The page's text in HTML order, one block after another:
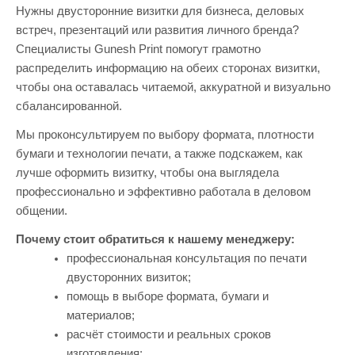
Нужны двусторонние визитки для бизнеса, деловых
встреч, презентаций или развития личного бренда?
Специалисты Gunesh Print помогут грамотно
распределить информацию на обеих сторонах визитки,
чтобы она оставалась читаемой, аккуратной и визуально
сбалансированной.
Мы проконсультируем по выбору формата, плотности
бумаги и технологии печати, а также подскажем, как
лучше оформить визитку, чтобы она выглядела
профессионально и эффективно работала в деловом
общении.
Почему стоит обратиться к нашему менеджеру:
профессиональная консультация по печати
двусторонних визиток;
помощь в выборе формата, бумаги и
материалов;
расчёт стоимости и реальных сроков